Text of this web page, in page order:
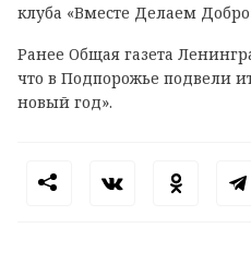
клуба «Вместе Делаем
Ранее Общая газета
что в Подпорожье подвели
новый год».